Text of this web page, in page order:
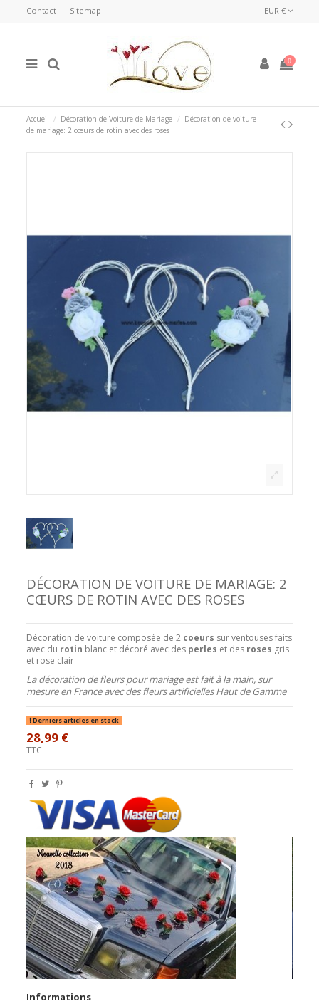
Contact Sitemap EUR €
0
Accueil Décoration de Voiture de Mariage
Décoration de voiture
de mariage: 2 cœurs de rotin avec des roses
DÉCORATION DE VOITURE DE MARIAGE: 2
CŒURS DE ROTIN AVEC DES ROSES
Décoration de voiture composée de 2 coeurs sur ventouses faits
avec du rotin blanc et décoré avec des perles et des roses gris
et rose clair
La décoration de fleurs pour mariage est fait à la main, sur
mesure en France avec des fleurs artificielles Haut de Gamme
Derniers articles en stock
28,99 €
TTC
Informations